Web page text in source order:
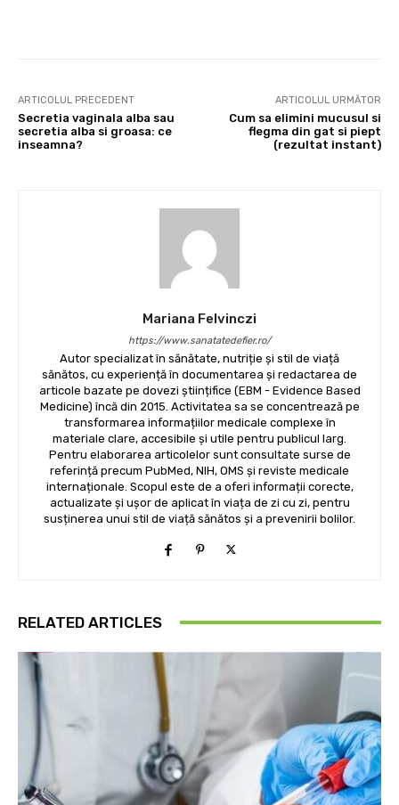
ARTICOLUL PRECEDENT
Secretia vaginala alba sau
secretia alba si groasa: ce
inseamna?
ARTICOLUL URMĂTOR
Cum sa elimini mucusul si
flegma din gat si piept
(rezultat instant)
Mariana Felvinczi
https://www.sanatatedefier.ro/
Autor specializat în sănătate, nutriție și stil de viață
sănătos, cu experiență în documentarea și redactarea de
articole bazate pe dovezi științifice (EBM - Evidence Based
Medicine) încă din 2015. Activitatea sa se concentrează pe
transformarea informațiilor medicale complexe în
materiale clare, accesibile și utile pentru publicul larg.
Pentru elaborarea articolelor sunt consultate surse de
referință precum PubMed, NIH, OMS și reviste medicale
internaționale. Scopul este de a oferi informații corecte,
actualizate și ușor de aplicat în viața de zi cu zi, pentru
susținerea unui stil de viață sănătos și a prevenirii bolilor.
RELATED ARTICLES